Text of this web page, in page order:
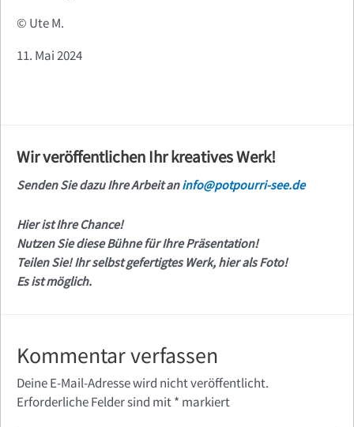
©️ Ute M.
11. Mai 2024
Wir veröffentlichen Ihr kreatives Werk!
Senden Sie dazu Ihre Arbeit aninfo@potpourri-see.de
Hier ist Ihre Chance!
Nutzen Sie diese Bühne für Ihre Präsentation!
Teilen Sie! Ihr selbst gefertigtes Werk, hier als Foto!
Es ist möglich.
Kommentar verfassen
Deine E-Mail-Adresse wird nicht veröffentlicht.
Erforderliche Felder sind mit* markiert